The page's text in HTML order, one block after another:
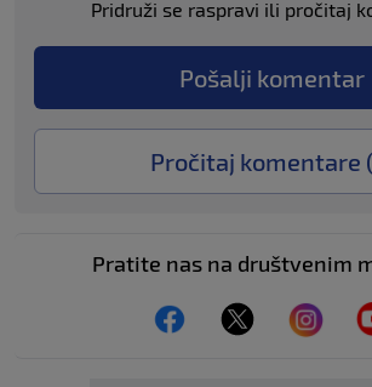
Pridruži se raspravi ili pročitaj
Pošalji komentar
Pročitaj komentare
Pratite nas na društvenim